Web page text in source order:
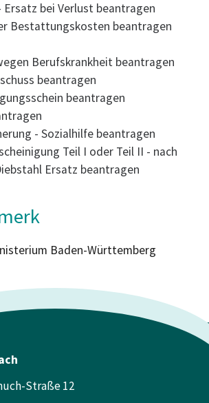
Ersatz bei Verlust beantragen
Bestattungskosten beantragen
Berufskrankheit beantragen
beantragen
beantragen
- Sozialhilfe beantragen
Teil I oder Teil II - nach
Ersatz beantragen
Baden-Württemberg
Straße 12